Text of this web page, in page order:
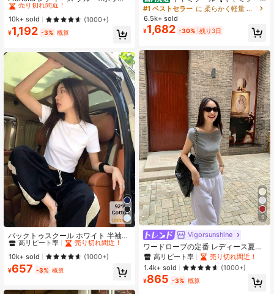
ト ストライプ ボタン付きシャーリン
グ Vネックシャツ 夏向け エフォート
レスシック ブラウス 通学・新学期向
け 春カジュアル
#1 ベストセラー
売り切れ間近！
#1 ベストセラー
売り切れ間近！
#1 ベストセラー
に ファブリック 柔らかなオフィスブラウス
10k+ sold (1000+)
¥1,192 -3% 概算
バックトゥスクール ホワイト 半袖T
シャツ レディース 多用途クロップト
ップ セクシー シック スタイリッシ
ュ カジュアル
#1 ベストセラー
ビーチ 女性用Tシャツ
高リピート率
売り切れ間近！
#1 ベストセラー
ビーチ 女性用Tシャツ
高リピート率
売り切れ間近！
#1 ベストセラー
ビーチ 女性用Tシャツ
高リピート率
売り切れ間近！
#1 ベストセラー
売り切れ間近！
10k+ sold (1000+)
¥657 -3% 概算
ル カップ付き】 サテン 下着 インナ
ー ブラウス トップス タンクトップ
サテンスリップ 重ね着 光沢 オフィ
ス セクシー 上品 フォーマ
#1 ベストセラー
に 柔らかく軽量 女性用トップス、ブラウス、Tシャツ
6.5k+ sold
¥1,682 -30% 残り3日
5
Vigorsunshine
ワードローブの定番 レディース夏用
半袖Tシャツ、デザイン重視のボート
ネック スリムフィット エレガントな
グレーニットトップ カジュアル
高リピート率
売り切れ間近！
1.4k+ sold
(1000+)
¥865 -3% 概算